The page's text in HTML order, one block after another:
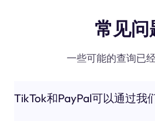
常见问
一些可能的查询已
TikTok和PayPal可以通过我